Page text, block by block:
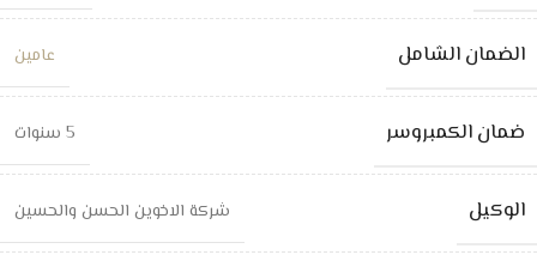
الضمان الشامل عامين
ضمان الكمبروسر 5 سنوات
الوكيل شركة الاخوين الحسن والحسين